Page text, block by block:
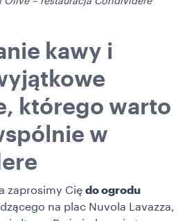
kawy i
którego warto
w
zaprosimy Cię do ogrodu
na plac Nuvola Lavazza,